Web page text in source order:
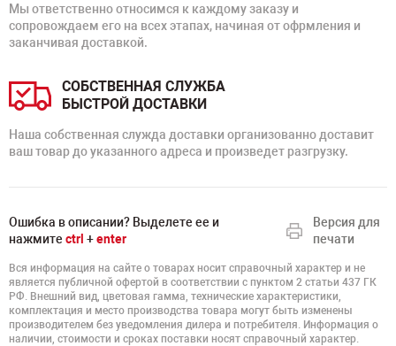
Мы ответственно относимся к каждому заказу и
сопровождаем его на всех этапах, начиная от офрмления и
заканчивая доставкой.
СОБСТВЕННАЯ СЛУЖБА
БЫСТРОЙ ДОСТАВКИ
Наша собственная служда доставки организованно доставит
ваш товар до указанного адреса и произведет разгрузку.
Ошибка в описании? Выделете ее и
нажмите ctrl +enter
Версия для
печати
Вся информация на сайте о товарах носит справочный характер и не
является публичной офертой в соответствии с пунктом 2 статьи 437 ГК
РФ. Внешний вид, цветовая гамма, технические характеристики,
комплектация и место производства товара могут быть изменены
производителем без уведомления дилера и потребителя. Информация о
наличии, стоимости и сроках поставки носят справочный характер.